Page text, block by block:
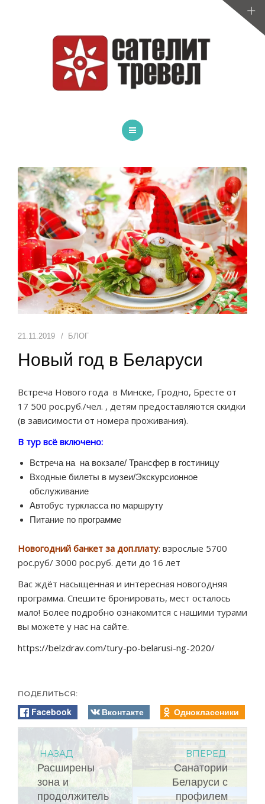
САНАТОРИИ
ИНФОРМАЦИЯ
АВТОБУСНЫЕ ТУРЫ
ТУРЫ ПО БЕЛАРУСИ
САНАТОРИИ
МЕДИЦИНА
СПОРТИВНЫЕ СБОРЫ
21.11.2019 БЛОГ
Новый год в Беларуси
Встреча Нового года в Минске, Гродно, Бресте от
17 500 рос.руб./чел. , детям предоставляются скидки
(в зависимости от номера проживания).
В тур всё включено:
Встреча на на вокзале/ Трансфер в гостиницу
Входные билеты в музеи/Экскурсионное
обслуживание
Автобус туркласса по маршруту
Питание по программе
Новогодний банкет за доп.плату: взрослые 5700
рос.руб/ 3000 рос.руб. дети до 16 лет
Вас ждёт насыщенная и интересная новогодняя
программа. Спешите бронировать, мест осталось
мало! Более подробно ознакомится с нашими турами
вы можете у нас на сайте.
https://belzdrav.com/tury-po-belarusi-ng-2020/
ПОДЕЛИТЬСЯ:
Facebook Вконтакте Одноклассники
НАЗАД
Расширены
зона и
продолжитель
ВПЕРЕД
Санатории
Беларуси с
профилем